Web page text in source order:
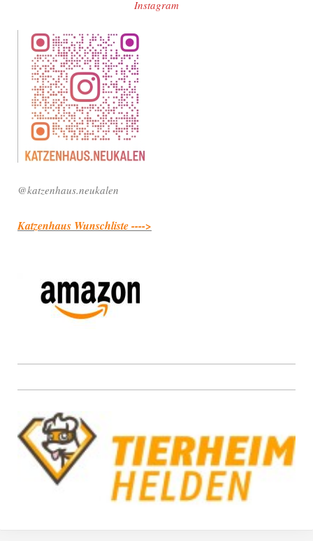
Instagram
@katzenhaus.neukalen
Katzenhaus Wunschliste ---->